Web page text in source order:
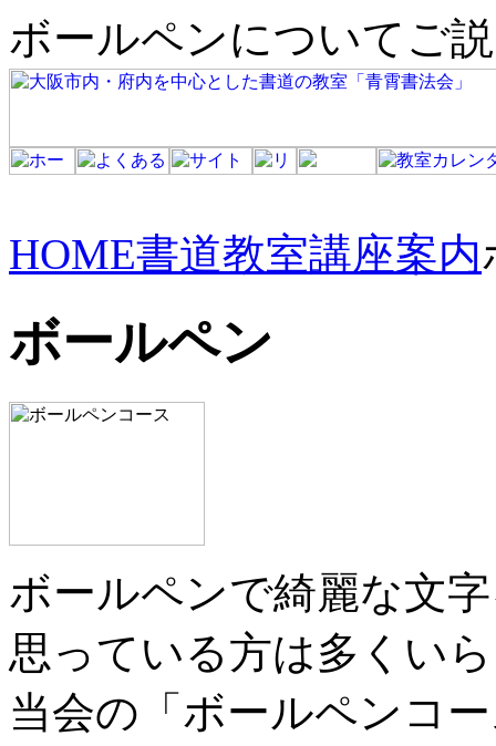
ボールペンについてご
HOME書道教室講座案内
ボールペン
ボールペンで綺麗な文
思っている方は多くい
当会の「ボールペンコ